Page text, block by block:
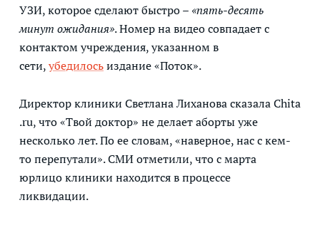
УЗИ, которое сделают быстро – «пять-десять
минут ожидания». Номер на видео совпадает с
контактом учреждения, указанном в
сети,убедилосьиздание «Поток».
Директор клиники Светлана Лиханова сказала Chita
.ru, что «Твой доктор» не делает аборты уже
несколько лет. По ее словам, «наверное, нас с кем-
то перепутали». СМИ отметили, что с марта
юрлицо клиники находится в процессе
ликвидации.